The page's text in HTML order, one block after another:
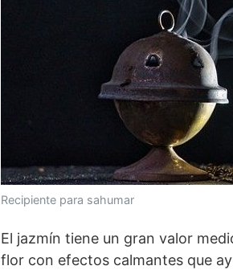
Recipiente para sahumar
El jazmín tiene un gran valor
flor con efectos calmantes que